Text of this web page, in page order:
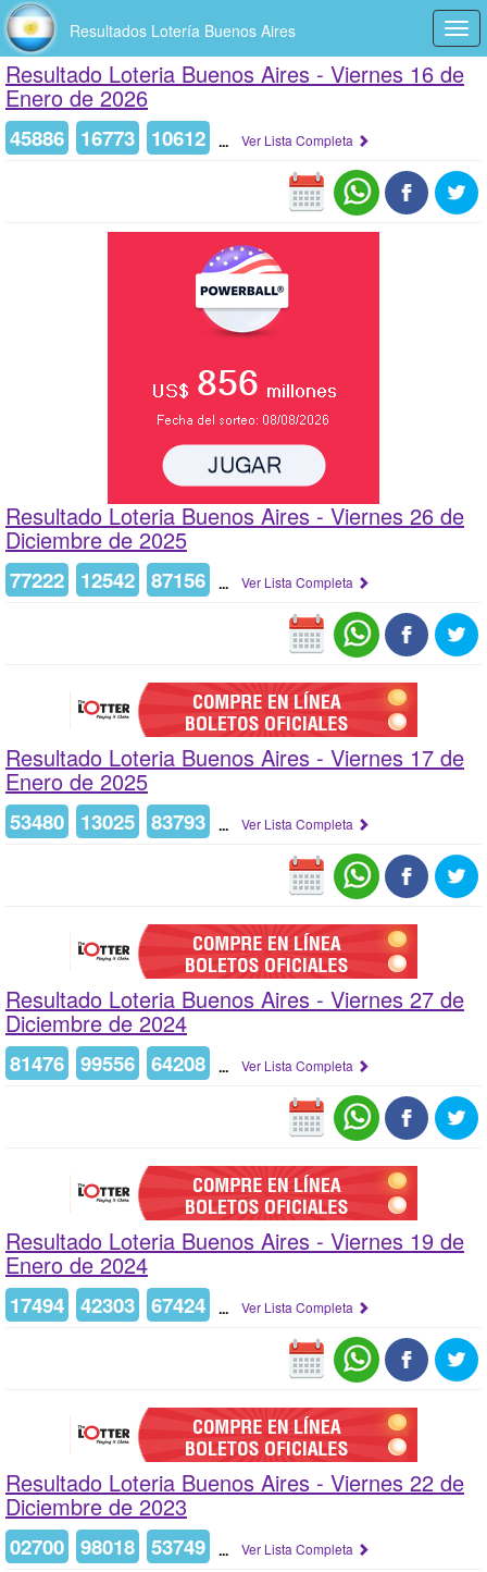
Resultados Lotería Buenos Aires
Resultado Loteria Buenos Aires - Viernes 16 de
Enero de 2026
45886 16773 10612 ... Ver Lista Completa
Resultado Loteria Buenos Aires - Viernes 26 de
Diciembre de 2025
77222 12542 87156 ... Ver Lista Completa
Resultado Loteria Buenos Aires - Viernes 17 de
Enero de 2025
53480 13025 83793 ... Ver Lista Completa
Resultado Loteria Buenos Aires - Viernes 27 de
Diciembre de 2024
81476 99556 64208 ... Ver Lista Completa
Resultado Loteria Buenos Aires - Viernes 19 de
Enero de 2024
17494 42303 67424 ... Ver Lista Completa
Resultado Loteria Buenos Aires - Viernes 22 de
Diciembre de 2023
02700 98018 53749 ... Ver Lista Completa